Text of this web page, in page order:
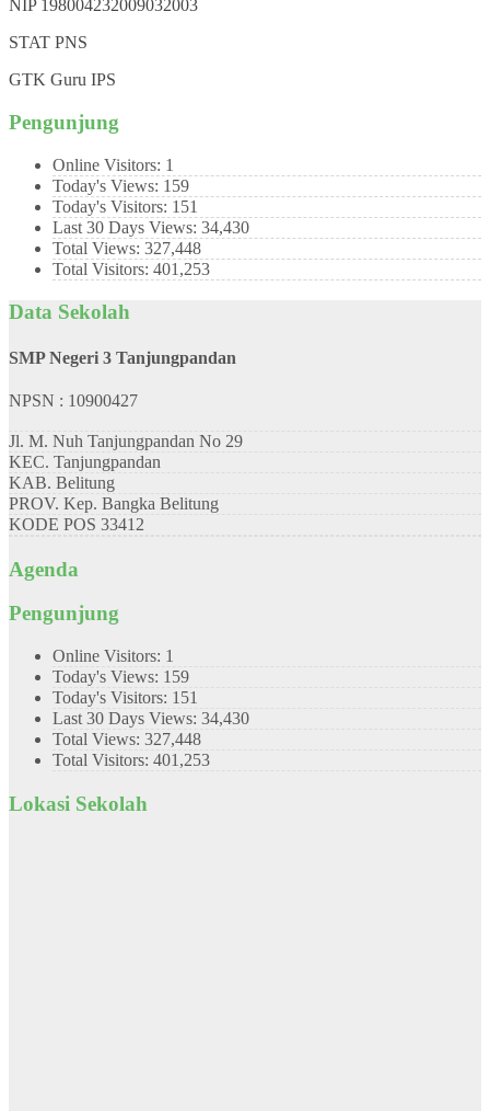
NIP 198004232009032003
STAT PNS
GTK Guru IPS
Pengunjung
Online Visitors: 1
Today's Views: 159
Today's Visitors: 151
Last 30 Days Views: 34,430
Total Views: 327,448
Total Visitors: 401,253
Data Sekolah
SMP Negeri 3 Tanjungpandan
NPSN : 10900427
Jl. M. Nuh Tanjungpandan No 29
KEC. Tanjungpandan
KAB. Belitung
PROV. Kep. Bangka Belitung
KODE POS 33412
Agenda
Pengunjung
Online Visitors: 1
Today's Views: 159
Today's Visitors: 151
Last 30 Days Views: 34,430
Total Views: 327,448
Total Visitors: 401,253
Lokasi Sekolah